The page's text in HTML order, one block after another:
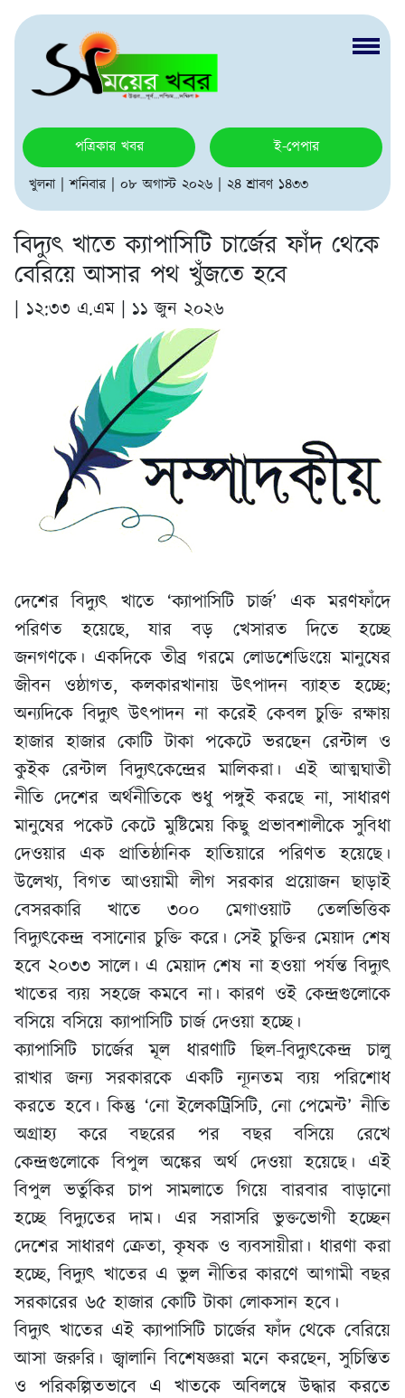
পত্রিকার খবর
ই-পেপার
খুলনা | শনিবার | ০৮ অগাস্ট ২০২৬ | ২৪ শ্রাবণ ১৪৩৩
বিদ্যুৎ খাতে ক্যাপাসিটি চার্জের ফাঁদ থেকে
বেরিয়ে আসার পথ খুঁজতে হবে
| ১২:৩৩ এ.এম | ১১ জুন ২০২৬
দেশের বিদ্যুৎ খাতে ‘ক্যাপাসিটি চার্জ’ এক মরণফাঁদে
পরিণত হয়েছে, যার বড় খেসারত দিতে হচ্ছে
জনগণকে। একদিকে তীব্র গরমে লোডশেডিংয়ে মানুষের
জীবন ওষ্ঠাগত, কলকারখানায় উৎপাদন ব্যাহত হচ্ছে;
অন্যদিকে বিদ্যুৎ উৎপাদন না করেই কেবল চুক্তি রক্ষায়
হাজার হাজার কোটি টাকা পকেটে ভরছেন রেন্টাল ও
কুইক রেন্টাল বিদ্যুৎকেন্দ্রের মালিকরা। এই আত্মঘাতী
নীতি দেশের অর্থনীতিকে শুধু পঙ্গুই করছে না, সাধারণ
মানুষের পকেট কেটে মুষ্টিমেয় কিছু প্রভাবশালীকে সুবিধা
দেওয়ার এক প্রাতিষ্ঠানিক হাতিয়ারে পরিণত হয়েছে।
উলে­খ্য, বিগত আওয়ামী লীগ সরকার প্রয়োজন ছাড়াই
বেসরকারি খাতে ৩০০ মেগাওয়াট তেলভিত্তিক
বিদ্যুৎকেন্দ্র বসানোর চুক্তি করে। সেই চুক্তির মেয়াদ শেষ
হবে ২০৩৩ সালে। এ মেয়াদ শেষ না হওয়া পর্যন্ত বিদ্যুৎ
খাতের ব্যয় সহজে কমবে না। কারণ ওই কেন্দ্রগুলোকে
বসিয়ে বসিয়ে ক্যাপাসিটি চার্জ দেওয়া হচ্ছে।
ক্যাপাসিটি চার্জের মূল ধারণাটি ছিল-বিদ্যুৎকেন্দ্র চালু
রাখার জন্য সরকারকে একটি ন্যূনতম ব্যয় পরিশোধ
করতে হবে। কিন্তু ‘নো ইলেকট্রিসিটি, নো পেমেন্ট’ নীতি
অগ্রাহ্য করে বছরের পর বছর বসিয়ে রেখে
কেন্দ্রগুলোকে বিপুল অঙ্কের অর্থ দেওয়া হয়েছে। এই
বিপুল ভর্তুকির চাপ সামলাতে গিয়ে বারবার বাড়ানো
হচ্ছে বিদ্যুতের দাম। এর সরাসরি ভুক্তভোগী হচ্ছেন
দেশের সাধারণ ক্রেতা, কৃষক ও ব্যবসায়ীরা। ধারণা করা
হচ্ছে, বিদ্যুৎ খাতের এ ভুল নীতির কারণে আগামী বছর
সরকারের ৬৫ হাজার কোটি টাকা লোকসান হবে।
বিদ্যুৎ খাতের এই ক্যাপাসিটি চার্জের ফাঁদ থেকে বেরিয়ে
আসা জরুরি। জ্বালানি বিশেষজ্ঞরা মনে করছেন, সুচিন্তিত
ও পরিকল্পিতভাবে এ খাতকে অবিলম্বে উদ্ধার করতে